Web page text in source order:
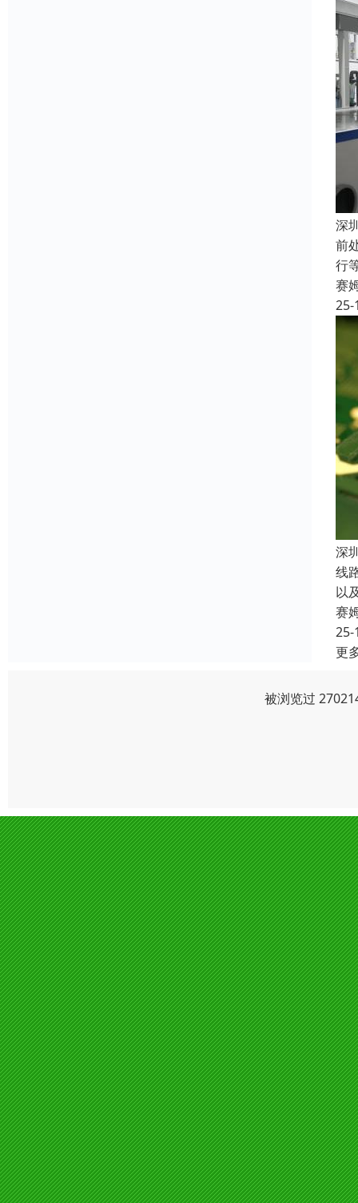
深
前
行
赛
25-
深
线
以
赛
25-
更
被浏览过